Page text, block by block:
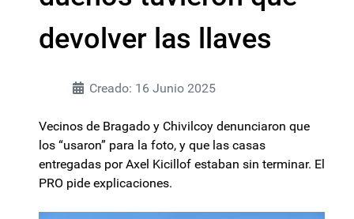
devolver las llaves
Creado: 16 Junio 2025
Vecinos de Bragado y Chivilcoy denunciaron que
los “usaron” para la foto, y que las casas
entregadas por Axel Kicillof estaban sin terminar. El
PRO pide explicaciones.